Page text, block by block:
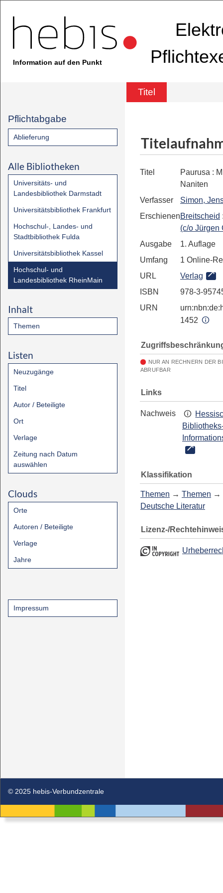
Information auf den Punkt
Titel
Pflichtabgabe
Ablieferung
Alle Bibliotheken
Universitäts- und
Landesbibliothek Darmstadt
Universitätsbibliothek Frankfurt
Hochschul-, Landes- und
Stadtbibliothek Fulda
Universitätsbibliothek Kassel
Hochschul- und
Landesbibliothek RheinMain
Inhalt
Themen
Listen
Neuzugänge
Titel
Autor / Beteiligte
Ort
Verlage
Zeitung nach Datum
auswählen
Clouds
Orte
Autoren / Beteiligte
Verlage
Jahre
Impressum
Titel Paurusa :
Naniten
Verfasser
Simon,
ErschienenBreitscheid
(c/o Jürgen
Ausgabe
1. Auflage
Umfang
1 Online-
URL
Verlag
ISBN
978-3-
URN
1452
NUR AN RECHNERN DER
ABRUFBAR
Links
Nachweis
Klassifikation
Themen → Themen →
Deutsche Literatur
Lizenz-/
© 2025 hebis-Verbundzentrale